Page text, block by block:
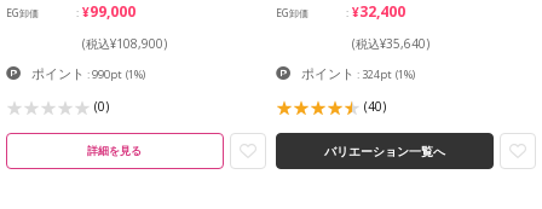
EG卸価 ¥99,000
(税込¥108,900)
ポイント : 990pt (1%)
(0)
詳細を見る
EG卸価 ¥32,400
(税込¥35,640)
ポイント : 324pt (1%)
(40)
バリエーション一覧へ